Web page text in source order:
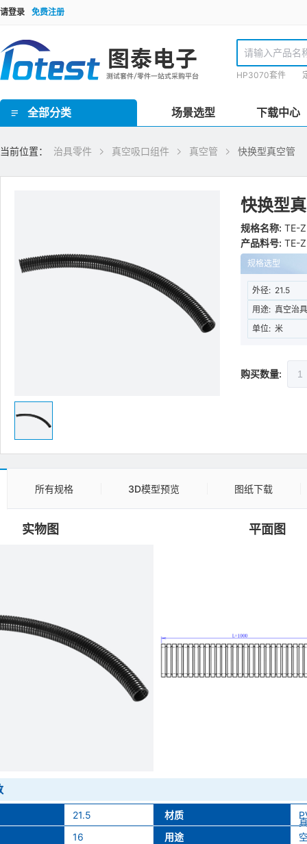
请登录 免费注册
HP3070套件
全部分类 场景选型 下载中心
当前位置： 治具零件 真空吸口组件 真空管 快换型真空管
快换型
规格名称: TE-
产品料号: TE-
规格选型
外径: 21.5
用途: 真空治
单位: 米
购买数量:
所有规格 3D模型预览 图纸下载
实物图 平面图
21.5 材质
16
用途